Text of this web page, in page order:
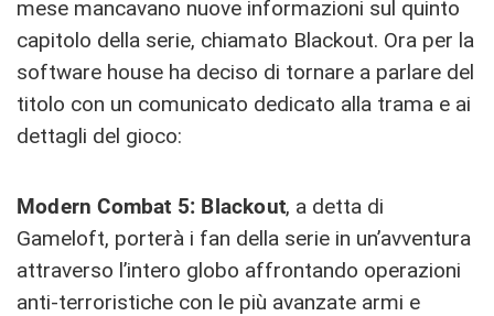
mese mancavano nuove informazioni sul quinto
capitolo della serie, chiamato Blackout. Ora per la
software house ha deciso di tornare a parlare del
titolo con un comunicato dedicato alla trama e ai
dettagli del gioco:
Modern Combat 5: Blackout, a detta di
Gameloft, porterà i fan della serie in un’avventura
attraverso l’intero globo affrontando operazioni
anti-terroristiche con le più avanzate armi e